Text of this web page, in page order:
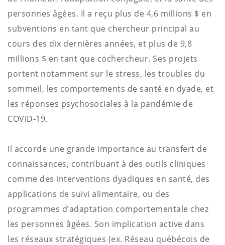
personnes âgées. Il a reçu plus de 4,6 millions $ en
subventions en tant que chercheur principal au
cours des dix dernières années, et plus de 9,8
millions $ en tant que cochercheur. Ses projets
portent notamment sur le stress, les troubles du
sommeil, les comportements de santé en dyade, et
les réponses psychosociales à la pandémie de
COVID-19.
Il accorde une grande importance au transfert de
connaissances, contribuant à des outils cliniques
comme des interventions dyadiques en santé, des
applications de suivi alimentaire, ou des
programmes d’adaptation comportementale chez
les personnes âgées. Son implication active dans
les réseaux stratégiques (ex. Réseau québécois de